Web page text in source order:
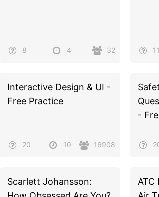
8 4 32 11
Interactive Design & UI -
Free Practice
20 10 16908
-
Scarlett Johansson: